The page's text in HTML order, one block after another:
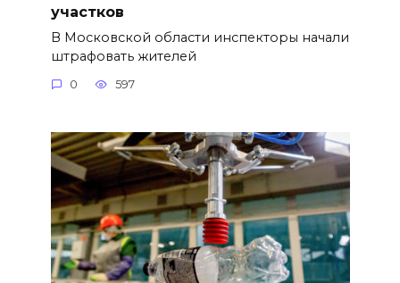
участков
В Московской области инспекторы начали
штрафовать жителей
0 597